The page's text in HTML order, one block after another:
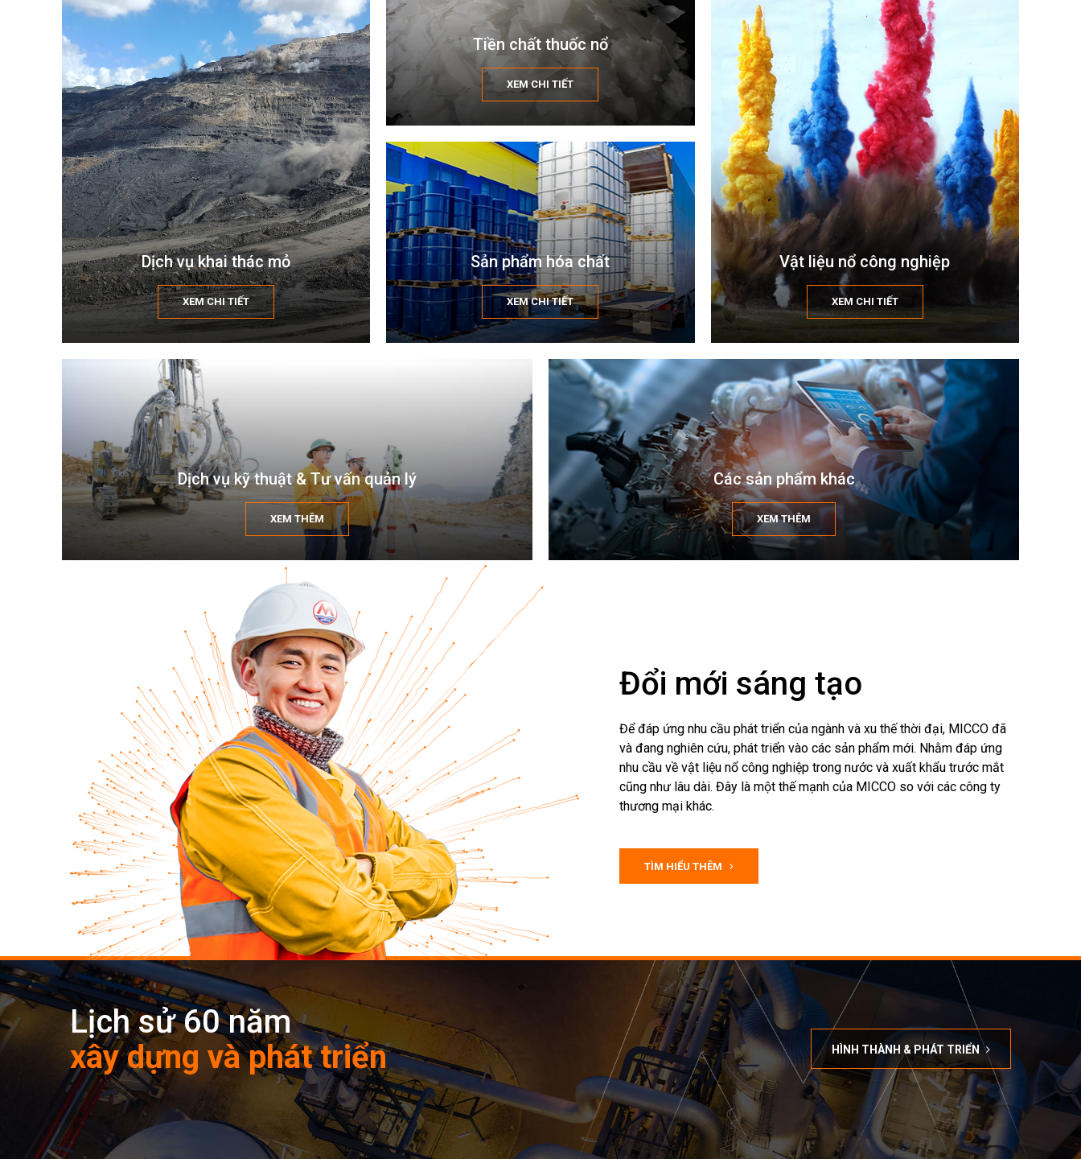
Dịch vụ khai thác mỏ
XEM CHI TIẾT
Tiền chất thuốc nổ
XEM CHI TIẾT
Sản phẩm hóa chất
XEM CHI TIẾT
Vật liệu nổ công nghiệp
XEM CHI TIẾT
Dịch vụ kỹ thuật & Tư vấn quản lý
XEM THÊM
Các sản phẩm khác
XEM THÊM
Đổi mới sáng tạo
Để đáp ứng nhu cầu phát triển của ngành và xu thế thời đại, MICCO đã
và đang nghiên cứu, phát triển vào các sản phẩm mới. Nhằm đáp ứng
nhu cầu về vật liệu nổ công nghiệp trong nước và xuất khẩu trước mắt
cũng như lâu dài. Đây là một thế mạnh của MICCO so với các công ty
thương mại khác.
TÌM HIỂU THÊM
Lịch sử 60 năm
xây dựng và phát triển
HÌNH THÀNH & PHÁT TRIỂN